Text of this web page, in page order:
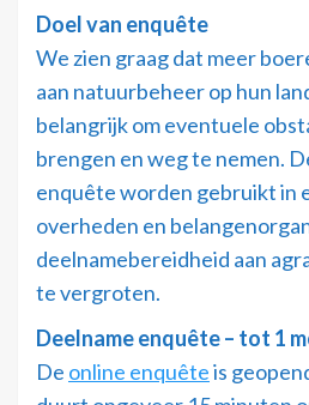
Doel van enquête
We zien graag dat meer
aan natuurbeheer op hun
belangrijk om eventuele
brengen en weg te nemen.
enquête worden gebruikt in
overheden en
deelnamebereidheid aan
te vergroten.
Deelname enquête – tot 1
De online enquêteis